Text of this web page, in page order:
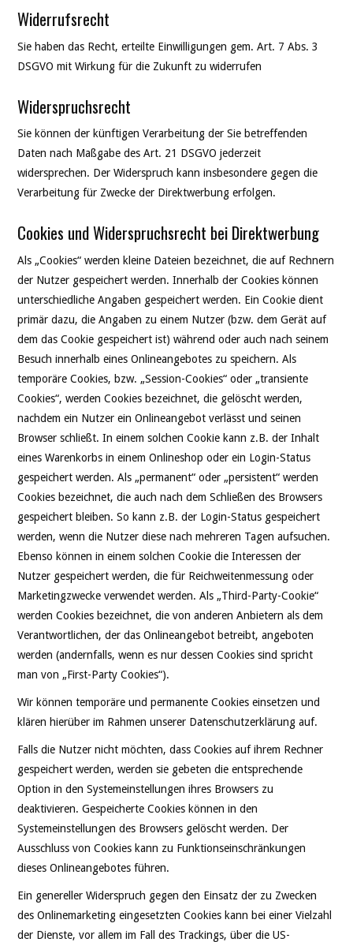
Widerrufsrecht
Sie haben das Recht, erteilte Einwilligungen gem. Art. 7 Abs. 3
DSGVO mit Wirkung für die Zukunft zu widerrufen
Widerspruchsrecht
Sie können der künftigen Verarbeitung der Sie betreffenden
Daten nach Maßgabe des Art. 21 DSGVO jederzeit
widersprechen. Der Widerspruch kann insbesondere gegen die
Verarbeitung für Zwecke der Direktwerbung erfolgen.
Cookies und Widerspruchsrecht bei Direktwerbung
Als „Cookies“ werden kleine Dateien bezeichnet, die auf Rechnern
der Nutzer gespeichert werden. Innerhalb der Cookies können
unterschiedliche Angaben gespeichert werden. Ein Cookie dient
primär dazu, die Angaben zu einem Nutzer (bzw. dem Gerät auf
dem das Cookie gespeichert ist) während oder auch nach seinem
Besuch innerhalb eines Onlineangebotes zu speichern. Als
temporäre Cookies, bzw. „Session-Cookies“ oder „transiente
Cookies“, werden Cookies bezeichnet, die gelöscht werden,
nachdem ein Nutzer ein Onlineangebot verlässt und seinen
Browser schließt. In einem solchen Cookie kann z.B. der Inhalt
eines Warenkorbs in einem Onlineshop oder ein Login-Status
gespeichert werden. Als „permanent“ oder „persistent“ werden
Cookies bezeichnet, die auch nach dem Schließen des Browsers
gespeichert bleiben. So kann z.B. der Login-Status gespeichert
werden, wenn die Nutzer diese nach mehreren Tagen aufsuchen.
Ebenso können in einem solchen Cookie die Interessen der
Nutzer gespeichert werden, die für Reichweitenmessung oder
Marketingzwecke verwendet werden. Als „Third-Party-Cookie“
werden Cookies bezeichnet, die von anderen Anbietern als dem
Verantwortlichen, der das Onlineangebot betreibt, angeboten
werden (andernfalls, wenn es nur dessen Cookies sind spricht
man von „First-Party Cookies“).
Wir können temporäre und permanente Cookies einsetzen und
klären hierüber im Rahmen unserer Datenschutzerklärung auf.
Falls die Nutzer nicht möchten, dass Cookies auf ihrem Rechner
gespeichert werden, werden sie gebeten die entsprechende
Option in den Systemeinstellungen ihres Browsers zu
deaktivieren. Gespeicherte Cookies können in den
Systemeinstellungen des Browsers gelöscht werden. Der
Ausschluss von Cookies kann zu Funktionseinschränkungen
dieses Onlineangebotes führen.
Ein genereller Widerspruch gegen den Einsatz der zu Zwecken
des Onlinemarketing eingesetzten Cookies kann bei einer Vielzahl
der Dienste, vor allem im Fall des Trackings, über die US-